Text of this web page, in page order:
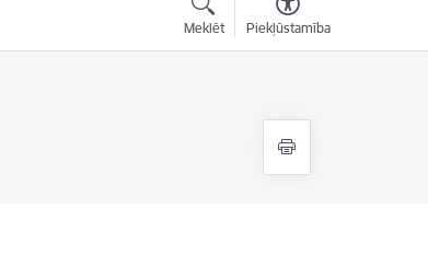
Meklēt Piekļūstamība